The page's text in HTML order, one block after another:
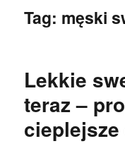
Tag: męski
Lekkie
teraz –
cieplejsze